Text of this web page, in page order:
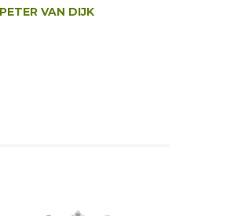
VAN DIJK